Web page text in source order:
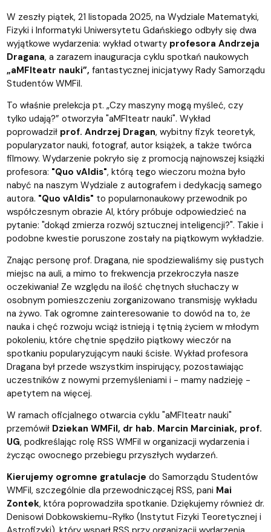
W zeszły piątek, 21 listopada 2025, na Wydziale Matematyki,
Fizyki i Informatyki Uniwersytetu Gdańskiego odbyły się dwa
wyjątkowe wydarzenia: wykład otwarty profesora Andrzeja
Dragana, a zarazem inauguracja cyklu spotkań naukowych
„aMFIteatr nauki”, fantastycznej inicjatywy Rady Samorządu
Studentów WMFiI.
To właśnie prelekcja pt. „Czy maszyny mogą myśleć, czy
tylko udają?” otworzyła "aMFIteatr nauki". Wykład
poprowadził prof. Andrzej Dragan, wybitny fizyk teoretyk,
popularyzator nauki, fotograf, autor książek, a także twórca
filmowy. Wydarzenie pokryło się z promocją najnowszej książki
profesora: "Quo vAIdis", którą tego wieczoru można było
nabyć na naszym Wydziale z autografem i dedykacją samego
autora. "Quo vAIdis" to popularnonaukowy przewodnik po
współczesnym obrazie AI, który próbuje odpowiedzieć na
pytanie: "dokąd zmierza rozwój sztucznej inteligencji?". Takie i
podobne kwestie poruszone zostały na piątkowym wykładzie.
Znając personę prof. Dragana, nie spodziewaliśmy się pustych
miejsc na auli, a mimo to frekwencja przekroczyła nasze
oczekiwania! Ze względu na ilość chętnych słuchaczy w
osobnym pomieszczeniu zorganizowano transmisję wykładu
na żywo. Tak ogromne zainteresowanie to dowód na to, że
nauka i chęć rozwoju wciąż istnieją i tętnią życiem w młodym
pokoleniu, które chętnie spędziło piątkowy wieczór na
spotkaniu popularyzującym nauki ścisłe. Wykład profesora
Dragana był przede wszystkim inspirujący, pozostawiając
uczestników z nowymi przemyśleniami i - mamy nadzieję -
apetytem na więcej.
W ramach oficjalnego otwarcia cyklu "aMFIteatr nauki"
przemówił Dziekan WMFiI, dr hab. Marcin Marciniak, prof.
UG, podkreślając rolę RSS WMFiI w organizacji wydarzenia i
życząc owocnego przebiegu przyszłych wydarzeń.
Kierujemy ogromne gratulacje do Samorządu Studentów
WMFiI, szczególnie dla przewodniczącej RSS, pani Mai
Zontek, która poprowadziła spotkanie. Dziękujemy również dr.
Denisowi Dobkowskiemu-Ryłko (Instytut Fizyki Teoretycznej i